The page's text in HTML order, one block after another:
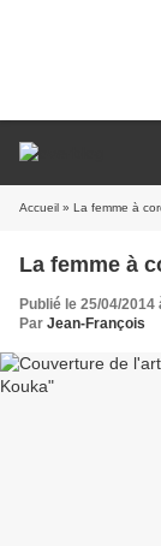
Accueil » La femme à
La femme à
Publié le 25/04/2014
Par Jean-François